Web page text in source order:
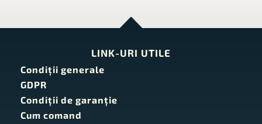
LINK-URI UTILE
Condiţii generale
GDPR
Condiţii de garanţie
Cum comand